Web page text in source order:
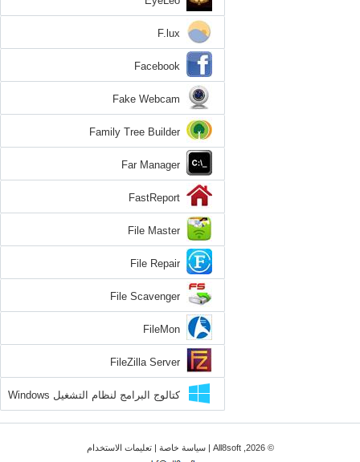
F.lux
Facebook
Fake Webcam
Family Tree Builder
Far Manager
FastReport
File Master
File Repair
File Scavenger
FileMon
FileZilla Server
كتالوج البرامج لنظام التشغيل Windows
8
© 2026, All8soft | سياسة خاصة|تعليمات الاستخدام